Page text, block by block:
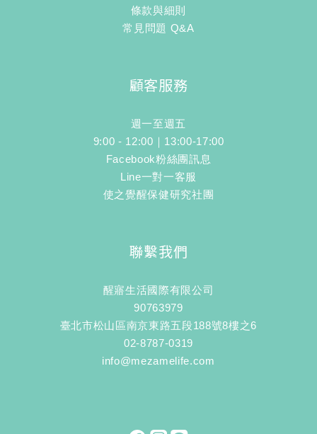
條款與細則
常見問題 Q&A
顧客服務
週一至週五
9:00 - 12:00｜13:00-17:00
Facebook粉絲團訊息
Line一對一客服
使之覺醒保健研究社團
聯繫我們
醒寤生活國際有限公司
90763979
臺北市松山區南京東路五段188號8樓之6
02-8787-0319
info@mezamelife.com